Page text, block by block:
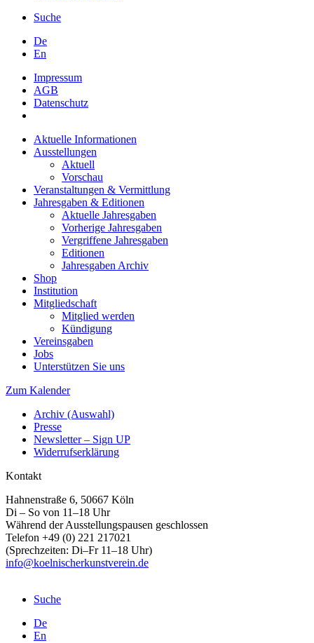
Suche
De
En
Impressum
AGB
Datenschutz
Aktuelle Informationen
Ausstellungen
Aktuell
Vorschau
Veranstaltungen & Vermittlung
Jahresgaben & Editionen
Aktuelle Jahresgaben
Vorherige Jahresgaben
Vergriffene Jahresgaben
Editionen
Jahresgaben Archiv
Shop
Institution
Mitgliedschaft
Mitglied werden
Kündigung
Vereinsgaben
Jobs
Unterstützen Sie uns
Zum Kalender
Archiv (Auswahl)
Presse
Newsletter – Sign UP
Widerrufserklärung
Kontakt
Hahnenstraße 6, 50667 Köln
Di – So von 11–18 Uhr
Während der Ausstellungspausen geschlossen
Telefon +49 (0) 221 217021
(Sprechzeiten: Di–Fr 11–18 Uhr)
info@koelnischerkunstverein.de
Suche
De
En